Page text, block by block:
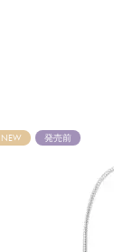
NEW 発売前